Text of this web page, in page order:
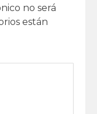
no será
están